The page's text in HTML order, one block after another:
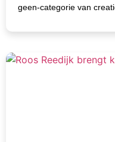
geen-categorie van